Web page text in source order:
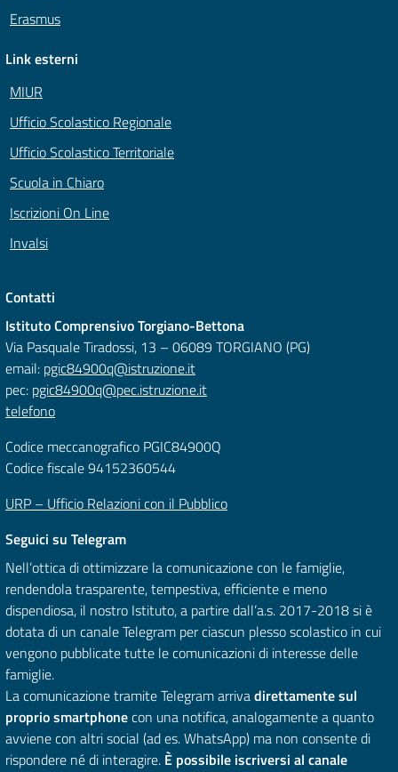
Erasmus
Link esterni
MIUR
Ufficio Scolastico Regionale
Ufficio Scolastico Territoriale
Scuola in Chiaro
Iscrizioni On Line
Invalsi
Contatti
Istituto Comprensivo Torgiano-Bettona
Via Pasquale Tiradossi, 13 – 06089 TORGIANO (PG)
email: pgic84900q@istruzione.it
pec: pgic84900q@pec.istruzione.it
telefono
Codice meccanografico PGIC84900Q
Codice fiscale 94152360544
URP – Ufficio Relazioni con il Pubblico
Seguici su Telegram
Nell’ottica di ottimizzare la comunicazione con le famiglie,
rendendola trasparente, tempestiva, efficiente e meno
dispendiosa, il nostro Istituto, a partire dall’a.s. 2017-2018 si è
dotata di un canale Telegram per ciascun plesso scolastico in cui
vengono pubblicate tutte le comunicazioni di interesse delle
famiglie.
La comunicazione tramite Telegram arrivadirettamente sul
proprio smartphonecon una notifica, analogamente a quanto
avviene con altri social (ad es. WhatsApp) ma non consente di
rispondere né di interagire. È possibile iscriversi al canale